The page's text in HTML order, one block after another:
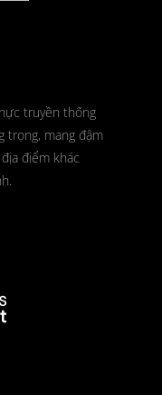
truyền thống
trọng, mang đậm
điểm khác